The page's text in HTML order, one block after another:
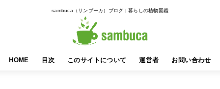
sambuca（サンブーカ）ブログ | 暮らしの植物図鑑
HOME 目次 このサイトについて 運営者 お問い合わせ